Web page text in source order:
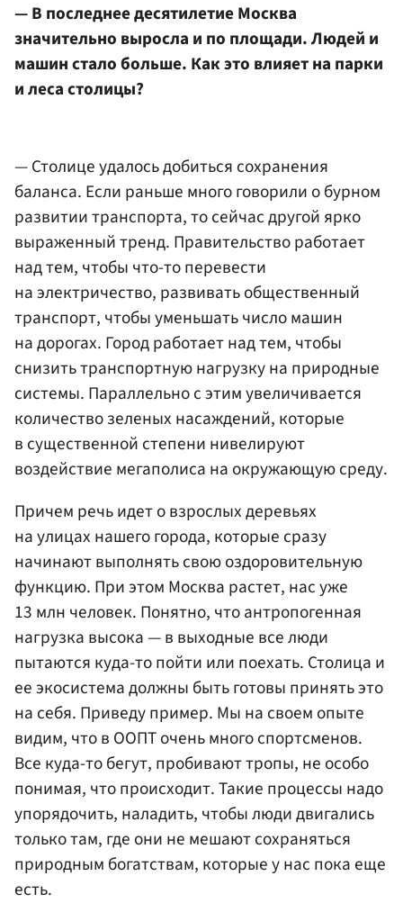
— В последнее десятилетие Москва
значительно выросла и по площади. Людей и
машин стало больше. Как это влияет на парки
и леса столицы?
— Столице удалось добиться сохранения
баланса. Если раньше много говорили о бурном
развитии транспорта, то сейчас другой ярко
выраженный тренд. Правительство работает
над тем, чтобы что-то перевести
на электричество, развивать общественный
транспорт, чтобы уменьшать число машин
на дорогах. Город работает над тем, чтобы
снизить транспортную нагрузку на природные
системы. Параллельно с этим увеличивается
количество зеленых насаждений, которые
в существенной степени нивелируют
воздействие мегаполиса на окружающую среду.
Причем речь идет о взрослых деревьях
на улицах нашего города, которые сразу
начинают выполнять свою оздоровительную
функцию. При этом Москва растет, нас уже
13 млн человек. Понятно, что антропогенная
нагрузка высока — в выходные все люди
пытаются куда-то пойти или поехать. Столица и
ее экосистема должны быть готовы принять это
на себя. Приведу пример. Мы на своем опыте
видим, что в ООПТ очень много спортсменов.
Все куда-то бегут, пробивают тропы, не особо
понимая, что происходит. Такие процессы надо
упорядочить, наладить, чтобы люди двигались
только там, где они не мешают сохраняться
природным богатствам, которые у нас пока еще
есть.